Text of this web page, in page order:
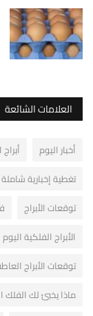
العلامات الشائعة
أخبار اليوم
تغطية إخبارية شاملة
توقعات الأبراج
الأبراج الفلكية اليوم
توقعات الأبراج
ماذا يخبئ لك الفلك